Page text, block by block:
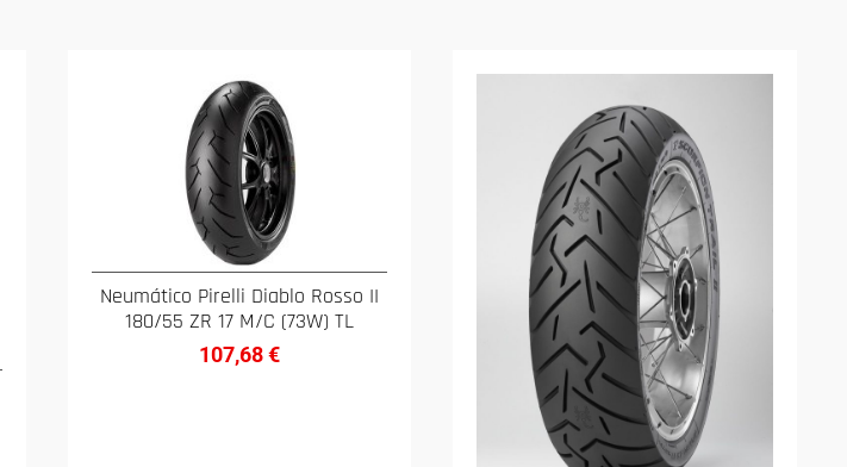
Neumático Pirelli Diablo Rosso II
180/55 ZR 17 M/C (73W) TL
107,68€